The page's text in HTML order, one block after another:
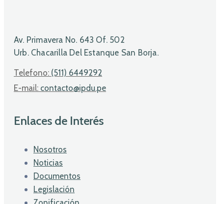
Av. Primavera No. 643 Of. 502
Urb. Chacarilla Del Estanque San Borja.
Telefono: (511) 6449292
E-mail: contacto@ipdu.pe
Enlaces de Interés
Nosotros
Noticias
Documentos
Legislación